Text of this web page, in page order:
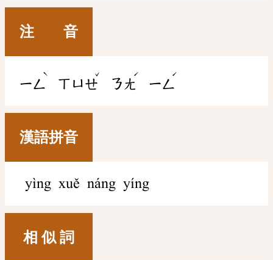
注 音
ㄧㄥ
ˋ
ㄒㄩㄝ
ˇ
ㄋㄤ
ˊ
ㄧㄥ
ˊ
漢語拼音
yìng xuě náng yíng
相 似 詞